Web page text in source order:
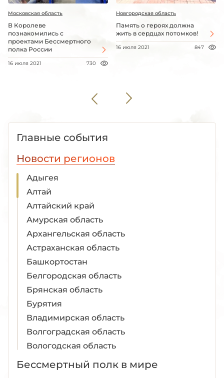
Московская область
В Королеве
познакомились с
проектами Бессмертного
полка России
16 июля 2021 730
Новгородская область
Память о героях должна
жить в сердцах потомков!
16 июля 2021 847
Главные события
Новости регионов
Адыгея
Алтай
Алтайский край
Амурская область
Архангельская область
Астраханская область
Башкортостан
Белгородская область
Брянская область
Бурятия
Владимирская область
Волгоградская область
Вологодская область
Воронежская область
Бессмертный полк в мире